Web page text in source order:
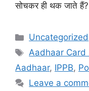
सोचकर ही थक जाते
Categories
Uncategorized
Tags
Aadhaar Card
Aadhaar, IPPB,
Leave a